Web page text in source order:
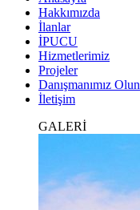
Hakkımızda
İlanlar
İPUCU
Hizmetlerimiz
Projeler
Danışmanımız Olun
İletişim
GALERİ